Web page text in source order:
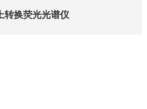
上转换荧光光谱仪